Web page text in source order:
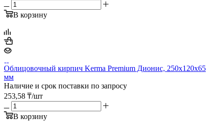
В корзину
Облицовочный кирпич Kerma Premium Дионис, 250х120х65
мм
Наличие и срок поставки по запросу
253,58 ₸/шт
В корзину